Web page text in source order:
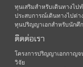
ทุนเสริมสำหรับเดินทางไป
ประสบการณ์เดินทางไปต่า
ทุนปริญญาเอกสำหรับนักศึ
ติดต่อเรา
โครงการปริญญาเอกกาญ
วิจัย